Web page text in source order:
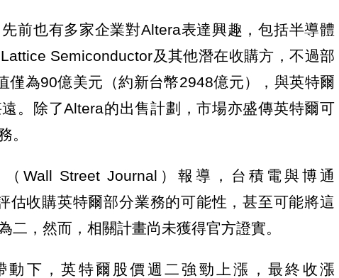
前也有多家企業對Altera表達興趣，包括半導體
Semiconductor及其他潛在收購方，不過部
僅為90億美元（約新台幣2948億元），與英特爾
。除了Altera的出售計劃，市場亦盛傳英特爾可
。
Wall Street Journal）報導，台積電與博通
估收購英特爾部分業務的可能性，甚至可能將這
二，然而，相關計畫尚未獲得官方證實。
動下，英特爾股價週二強勁上漲，最終收漲